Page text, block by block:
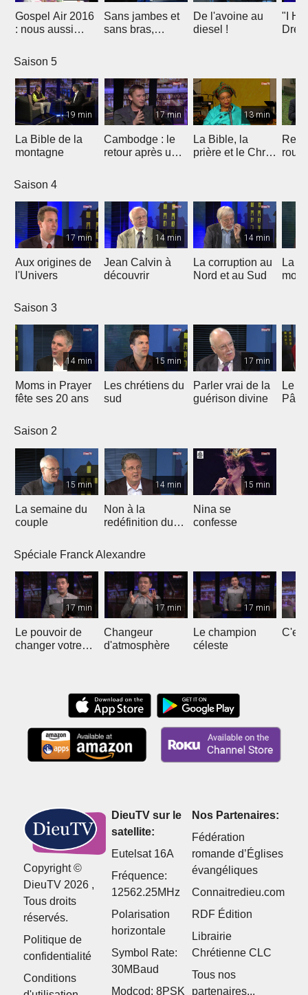
Gospel Air 2016
: nous aussi
Sans jambes et
sans bras,
De l'avoine au
diesel !
"I
Saison 5
19 min
La Bible de la
montagne
17 min
Cambodge : le
retour après un
13 min
La Bible, la
prière et le Christ
route
Saison 4
17 min
Aux origines de
l'Univers
14 min
Jean Calvin à
découvrir
14 min
La corruption au
Nord et au Sud
La
Saison 3
14 min
Moms in Prayer
fête ses 20 ans
15 min
Les chrétiens du
sud
17 min
Parler vrai de la
guérison divine
Le
Saison 2
15 min
La semaine du
couple
14 min
Non à la
redéfinition du
15 min
Nina se
confesse
Spéciale Franck Alexandre
17 min
Le pouvoir de
changer votre
17 min
Changeur
d'atmosphère
17 min
Le champion
céleste
Copyright ©
DieuTV 2026 ,
Tous droits
réservés.
Politique de
confidentialité
Conditions
DieuTV sur le
satellite:
Eutelsat 16A
Fréquence:
12562.25MHz
Polarisation
horizontale
Symbol Rate:
30MBaud
Modcod: 8PSK
Nos Partenaires:
Fédération
romande d’Églises
évangéliques
Connaitredieu.com
RDF Édition
Librairie
Chrétienne CLC
Tous nos
partenaires...